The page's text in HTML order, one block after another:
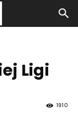
Ligi
1910